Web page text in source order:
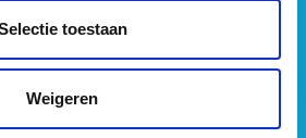
toestaan
Weigeren
gegevens opslaan?*